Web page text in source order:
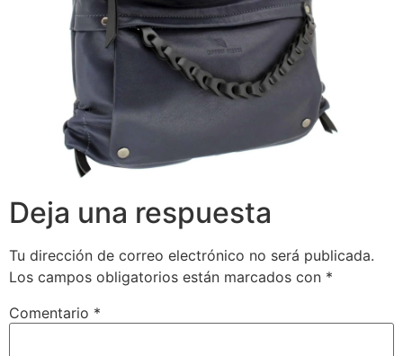
Deja una respuesta
Tu dirección de correo electrónico no será publicada.
Los campos obligatorios están marcados con *
Comentario *